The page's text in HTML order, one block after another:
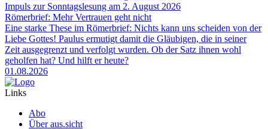
Impuls zur Sonntagslesung am 2. August 2026
Römerbrief: Mehr Vertrauen geht nicht
Eine starke These im Römerbrief: Nichts kann uns scheiden von der
Liebe Gottes! Paulus ermutigt damit die Gläubigen, die in seiner
Zeit ausgegrenzt und verfolgt wurden. Ob der Satz ihnen wohl
geholfen hat? Und hilft er heute?
01.08.2026
Links
Abo
Über aus.sicht